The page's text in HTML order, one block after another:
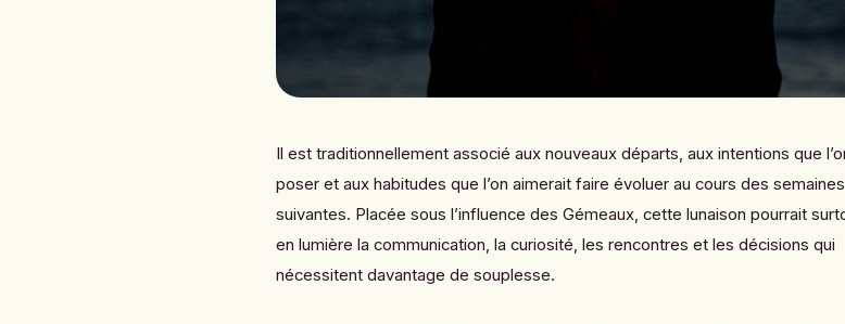
Il est traditionnellement associé aux nouveaux départs, aux intentions que
poser et aux habitudes que l’on aimerait faire évoluer au cours des semaines
suivantes. Placée sous l’influence des Gémeaux, cette lunaison pourrait
en lumière la communication, la curiosité, les rencontres et les décisions qui
nécessitent davantage de souplesse.